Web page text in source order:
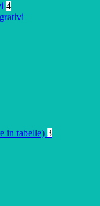
4
in tabelle) 3